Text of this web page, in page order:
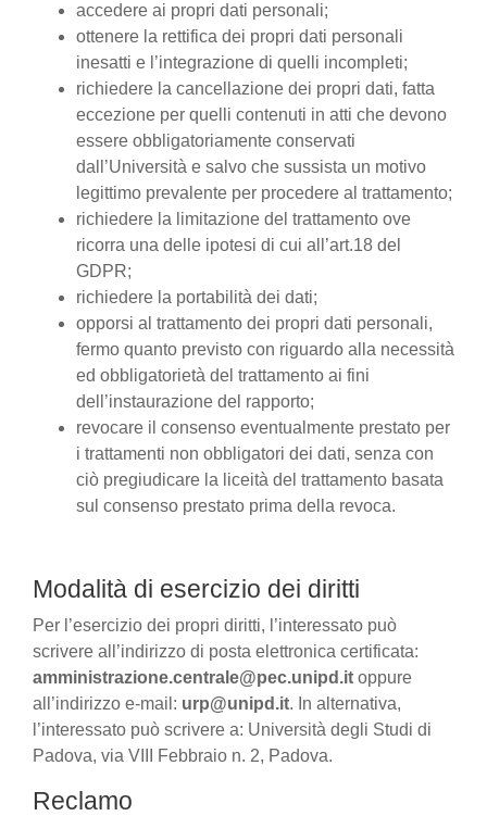
accedere ai propri dati personali;
ottenere la rettifica dei propri dati personali
inesatti e l’integrazione di quelli incompleti;
richiedere la cancellazione dei propri dati, fatta
eccezione per quelli contenuti in atti che devono
essere obbligatoriamente conservati
dall’Università e salvo che sussista un motivo
legittimo prevalente per procedere al trattamento;
richiedere la limitazione del trattamento ove
ricorra una delle ipotesi di cui all’art.18 del
GDPR;
richiedere la portabilità dei dati;
opporsi al trattamento dei propri dati personali,
fermo quanto previsto con riguardo alla necessità
ed obbligatorietà del trattamento ai fini
dell’instaurazione del rapporto;
revocare il consenso eventualmente prestato per
i trattamenti non obbligatori dei dati, senza con
ciò pregiudicare la liceità del trattamento basata
sul consenso prestato prima della revoca.
Modalità di esercizio dei diritti
Per l’esercizio dei propri diritti, l’interessato può
scrivere all’indirizzo di posta elettronica certificata:
amministrazione.centrale@pec.unipd.it oppure
all’indirizzo e-mail: urp@unipd.it. In alternativa,
l’interessato può scrivere a: Università degli Studi di
Padova, via VIII Febbraio n. 2, Padova.
Reclamo